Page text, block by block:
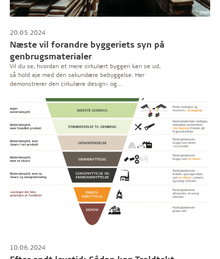
20.05.2024
Næste vil forandre byggeriets syn på
genbrugsmaterialer
Vil du se, hvordan et mere cirkulært byggeri kan se ud,
så hold øje med den sekundære bebyggelse. Her
demonstrerer den cirkulære design- og
opføres – udelukkende med genbrugte byggematerialer
og spild fra den primære byggesektor.
10.06.2024